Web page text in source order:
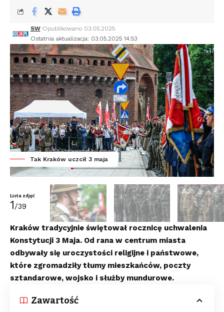
Ostatnia aktualizacja: 03.05.2025 14:53
SW Opublikowano 03.05.2025
Tak Kraków uczcił 3 maja
Lista zdjęć
1/39
Kraków tradycyjnie świętował rocznicę uchwalenia
Konstytucji 3 Maja. Od rana w centrum miasta
odbywały się uroczystości religijne i państwowe,
które zgromadziły tłumy mieszkańców, poczty
sztandarowe, wojsko i służby mundurowe.
Zawartość